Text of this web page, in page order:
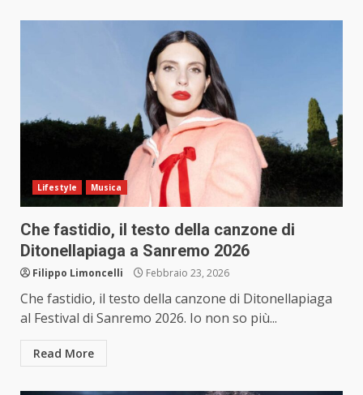
Lifestyle Musica
Che fastidio, il testo della canzone di
Ditonellapiaga a Sanremo 2026
Filippo Limoncelli Febbraio 23, 2026
Che fastidio, il testo della canzone di Ditonellapiaga
al Festival di Sanremo 2026. Io non so più...
Read More